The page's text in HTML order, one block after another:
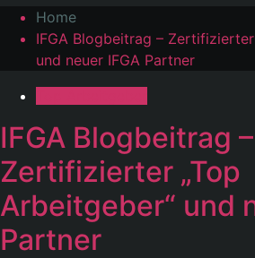
Home
IFGA Blogbeitrag –
und neuer IFGA Partner
IFGA Blogbeitrag –
Zertifizierter „Top
Arbeitgeber“ und
Partner